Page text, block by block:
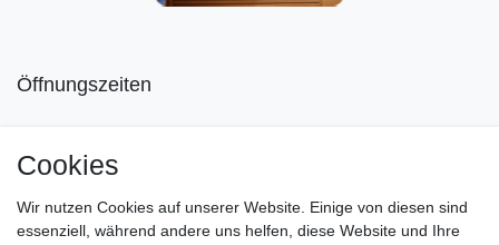
Öffnungszeiten
Di-Fr von 10.00 - 18.30 Uhr
Sa von 11.00 - 16.00 Uhr
Cookies
Wir nutzen Cookies auf unserer Website. Einige von diesen sind
essenziell, während andere uns helfen, diese Website und Ihre